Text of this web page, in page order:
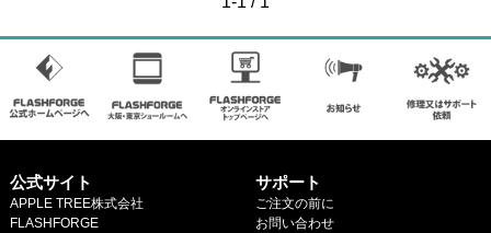
法人窓口
マイページ
カートを見る
ログイン
公式サイト
APPLE TREE株式会社
FLASHFORGE
サポート
ご注文の前に
お問い合わせ